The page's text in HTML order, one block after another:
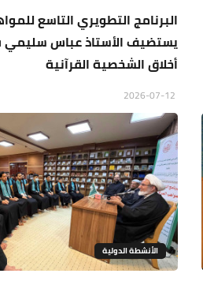
البرنامج التطويري التاسع
يستضيف الأستاذ عباس
أخلاق الشخصية القرآنية
الأنشطة الدولية